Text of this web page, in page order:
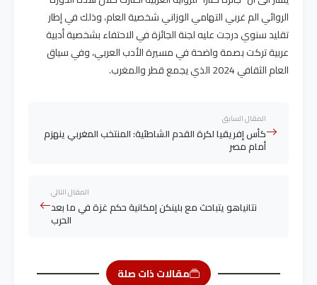
الروائي الم غربي التهامي الوزاني شخصية العام، وذلك في إطار
تقليد سنوي درجت عليه لجنة الجائزة في الاحتفاء بشخصية أدبية
عربية تركت بصمة واضحة في مسيرة الأدب العربي، وفي سياق
العام الثقافي 2024 الذي يجمع قطر والمغرب.
المقال السابق
كأس إفريقيا لكرة القدم الشاطئية: المنتخب المغربي ينهزم
أمام مصر
المقال التالي
نتانياهو يتباحث مع بلينكن إمكانية حكم غزة في ما بعد
الحرب
مقالات ذات صلة